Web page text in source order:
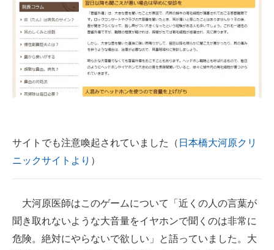
サイトでも注意喚起されていました（ 日本橋大河原クリ
ニックサイトより ）
大河原医師はこのゲームについて「近くの人の言葉が
聞き取れないような大音量をイヤホンで聞くのは非常に
危険。絶対にやらないで欲しい」と語っていました。大